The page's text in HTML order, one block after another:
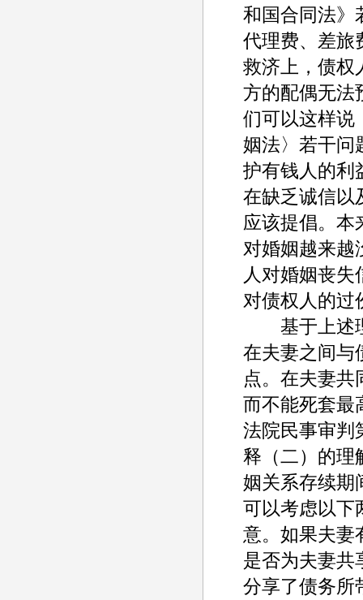
和国合同法》
代理费、差旅
救济上，债权
方的配偶无法
们可以这样说
姻法〉若干问
护有钱人的利
在缺乏诚信以
应该提倡。本
对婚姻越来越
人对婚姻丧
对债权人的过
基于上述理
在夫妻之间与
点。在夫妻共
而不能死套最
法院民事审判
释（二）的理
姻关系存续期
可以考虑以下
意。如果夫妻
是否为夫妻共
分享了债务所